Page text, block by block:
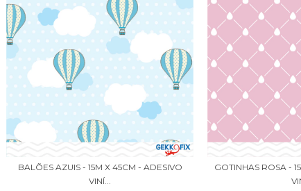
BALÕES AZUIS - 15M X 45CM - ADESIVO
VINÍ...
GOTINHAS ROSA -